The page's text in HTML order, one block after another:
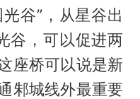
谷”，从星谷出
谷，可以促进两
座桥可以说是新
邾城线外最重要